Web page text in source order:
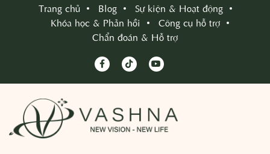
Trang chủ Blog
Sự kiện & Hoạt động
Khóa học & Phản hồi
Công cụ hỗ trợ
Chẩn đoán & Hỗ trợ